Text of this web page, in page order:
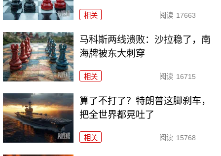
相关 阅读 17663
马科斯两线溃败：沙拉稳了，南
海牌被东大刺穿
相关 阅读 16715
算了不打了？特朗普这脚刹车，
把全世界都晃吐了
相关 阅读 15768